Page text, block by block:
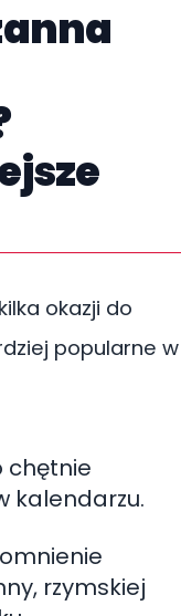
okazji do
popularne w
chętnie
kalendarzu.
rzymskiej